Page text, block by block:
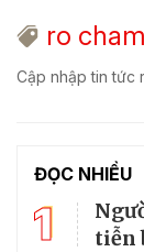
ro
Cập nhập tin tức
ĐỌC NHIỀU
1
tiễn